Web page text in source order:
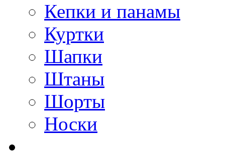
Кепки и панамы
Куртки
Шапки
Штаны
Шорты
Носки